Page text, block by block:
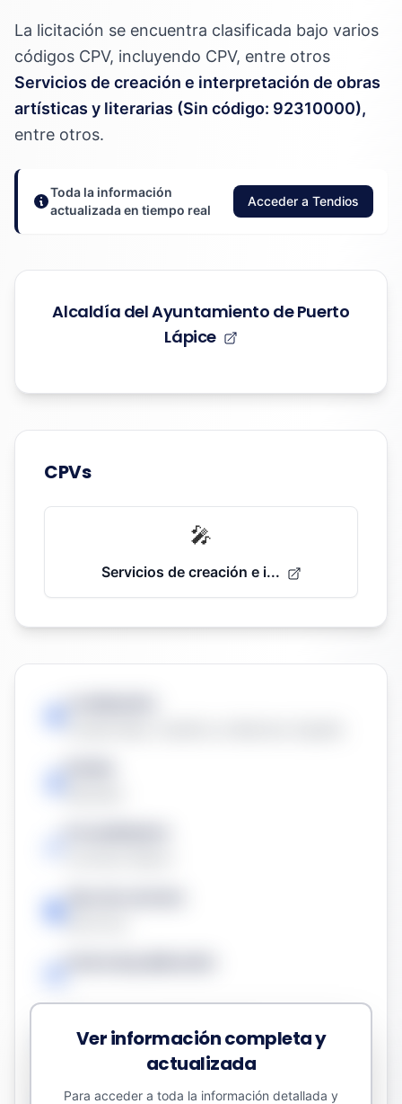
La licitación se encuentra clasificada bajo varios
códigos CPV, incluyendo CPV, entre otros
Servicios de creación e interpretación de obras
artísticas y literarias (Sin código: 92310000),
entre otros.
Toda la información
actualizada en tiempo real
Acceder a Tendios
Alcaldía del Ayuntamiento de Puerto
Lápice
CPVs
🎤
Servicios de creación e i...
Presupuesto sin impuestos
Valor estimado del contrato
Ver información completa y
actualizada
Para acceder a toda la información detallada y